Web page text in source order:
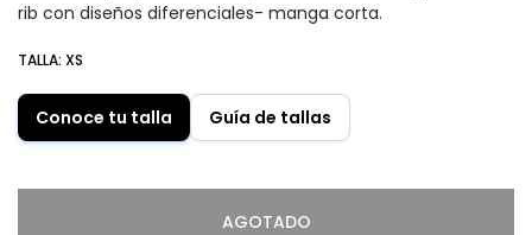
rib con diseños diferenciales- manga corta.
TALLA: XS
Conoce tu talla Guía de tallas
AGOTADO